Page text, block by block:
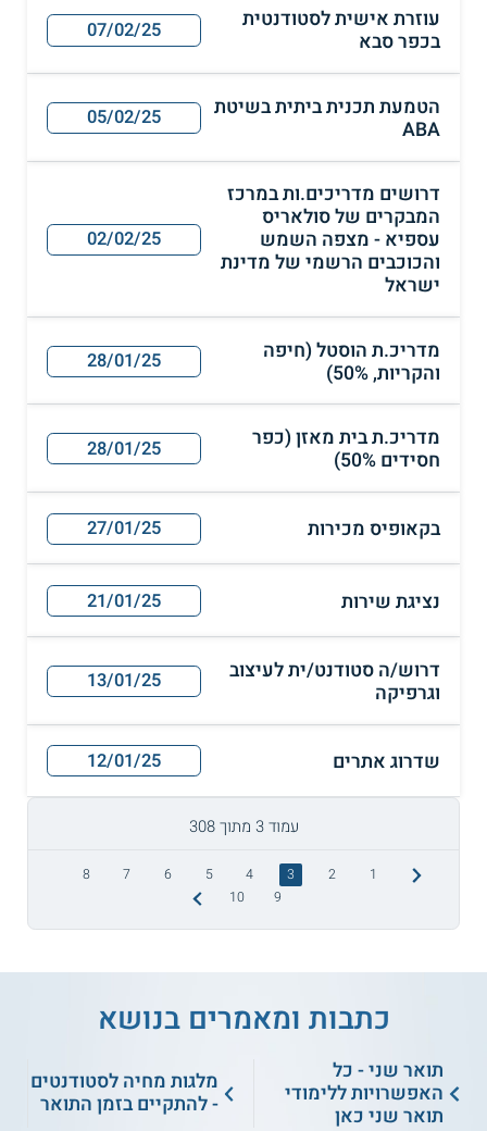
עוזרת אישית לסטודנטית
בכפר סבא
07/02/25
הטמעת תכנית ביתית בשיטת
ABA
05/02/25
דרושים מדריכים.ות במרכז
המבקרים של סולאריס
עספיא - מצפה השמש
והכוכבים הרשמי של מדינת
ישראל
02/02/25
מדריכ.ת הוסטל (חיפה
והקריות, 50%)
28/01/25
מדריכ.ת בית מאזן (כפר
חסידים 50%)
28/01/25
בקאופיס מכירות 27/01/25
נציגת שירות 21/01/25
דרוש/ה סטודנט/ית לעיצוב
וגרפיקה
13/01/25
שדרוג אתרים 12/01/25
עמוד 3 מתוך 308
1
2
3
4
5
6
7
8
9
10
כתבות ומאמרים בנושא
תואר שני - כל
האפשרויות ללימודי
תואר שני כאן
מלגות מחיה לסטודנטים
- להתקיים בזמן התואר